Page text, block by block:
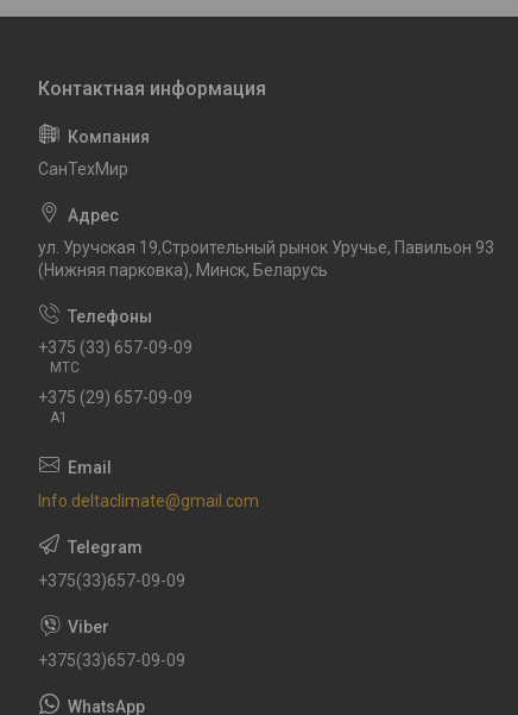
СанТехМир
ул. Уручская 19,Строительный рынок Уручье, Павильон 93
(Нижняя парковка), Минск, Беларусь
+375 (33) 657-09-09
МТС
+375 (29) 657-09-09
А1
Info.deltaclimate@gmail.com
+375(33)657-09-09
+375(33)657-09-09